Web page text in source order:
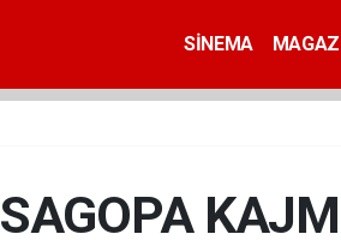
SİNEMA
SAGOPA